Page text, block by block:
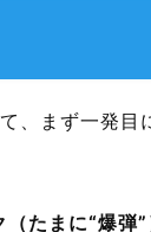
、まず一発目
たまに“爆弾”